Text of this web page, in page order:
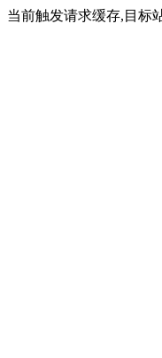
当前触发请求缓存,目标